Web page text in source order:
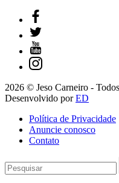
2026 © Jeso Carneiro -
Desenvolvido porED
Política de Privacidade
Anuncie conosco
Contato